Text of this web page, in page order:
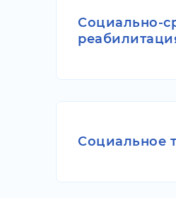
Социально-
Социальное